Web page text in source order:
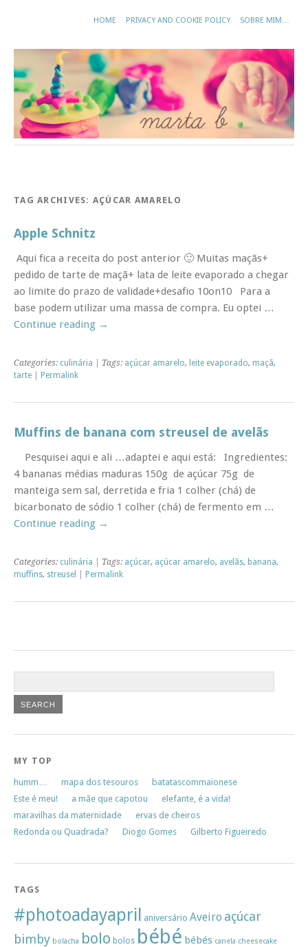
HOME PRIVACY AND COOKIE POLICY SOBRE MIM…
TAG ARCHIVES: AÇÚCAR AMARELO
Apple Schnitz
Aqui fica a receita do post anterior 🙂 Muitas maçãs+
pedido de tarte de maçã+ lata de leite evaporado a chegar
ao limite do prazo de validade+desafio 10on10 Para a
base podem utilizar uma massa de compra. Eu optei …
Continue reading →
Categories: culinária | Tags: açúcar amarelo, leite evaporado, maçã,
tarte
Permalink
Muffins de banana com streusel de avelãs
Pesquisei aqui e ali …adaptei e aqui está: Ingredientes:
4 bananas médias maduras 150g de açúcar 75g de
manteiga sem sal, derretida e fria 1 colher (chá) de
bicarbonato de sódio 1 colher (chá) de fermento em …
Continue reading →
Categories: culinária | Tags: açúcar, açúcar amarelo, avelãs, banana,
muffins, streusel Permalink
MY TOP
humm… mapa dos tesouros
batatascommaionese
Este é meu!
a mãe que capotou
elefante, é a vida!
maravilhas da maternidade
ervas de cheiros
Redonda ou Quadrada?
Diogo Gomes Gilberto Figueiredo
TAGS
#photoadayapril aniversário Aveiro açúcar
bimby bolacha bolo bolos bébé bébés canela cheesecake